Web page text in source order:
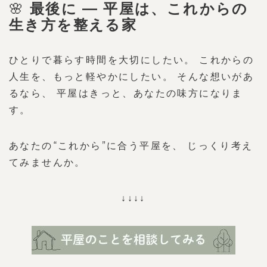
🌸 最後に — 平屋は、これからの
生き方を整える家
ひとりで暮らす時間を大切にしたい。 これからの
人生を、もっと軽やかにしたい。 そんな想いがあ
るなら、 平屋はきっと、あなたの味方になりま
す。
あなたの“これから”に合う平屋を、 じっくり考え
てみませんか。
↓↓↓↓